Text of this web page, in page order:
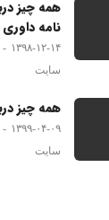
همه چیز
نامه داوری
۱۳۹۸-۱۲-۱۴
سایت
همه چیز
۱۳۹۹-۰۴-۰۹
سایت